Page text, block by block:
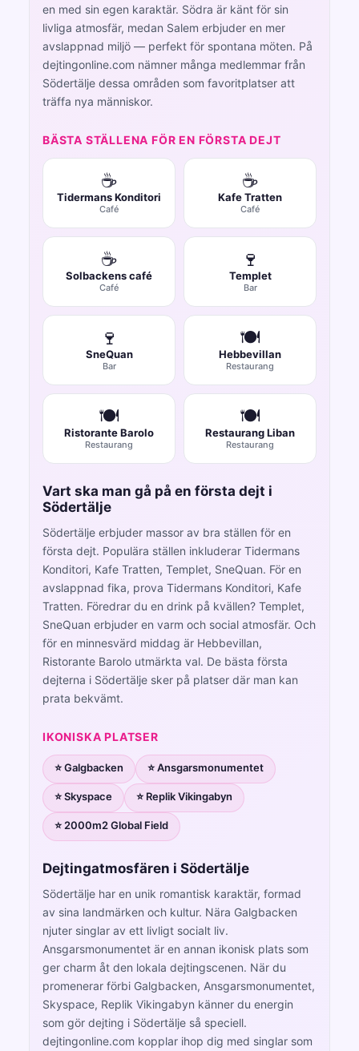
en med sin egen karaktär. Södra är känt för sin
livliga atmosfär, medan Salem erbjuder en mer
avslappnad miljö — perfekt för spontana möten. På
dejtingonline.com nämner många medlemmar från
Södertälje dessa områden som favoritplatser att
träffa nya människor.
BÄSTA STÄLLENA FÖR EN FÖRSTA DEJT
☕
Tidermans Konditori
Café
☕
Kafe Tratten
Café
☕
Solbackens café
Café
🍷
Templet
Bar
🍷
SneQuan
Bar
🍽️
Hebbevillan
Restaurang
🍽️
Ristorante Barolo
Restaurang
🍽️
Restaurang Liban
Restaurang
Vart ska man gå på en första dejt i
Södertälje
Södertälje erbjuder massor av bra ställen för en
första dejt. Populära ställen inkluderar Tidermans
Konditori, Kafe Tratten, Templet, SneQuan. För en
avslappnad fika, prova Tidermans Konditori, Kafe
Tratten. Föredrar du en drink på kvällen? Templet,
SneQuan erbjuder en varm och social atmosfär. Och
för en minnesvärd middag är Hebbevillan,
Ristorante Barolo utmärkta val. De bästa första
dejterna i Södertälje sker på platser där man kan
prata bekvämt.
IKONISKA PLATSER
⭐ Galgbacken ⭐ Ansgarsmonumentet
⭐ Skyspace ⭐ Replik Vikingabyn
⭐ 2000m2 Global Field
Dejtingatmosfären i Södertälje
Södertälje har en unik romantisk karaktär, formad
av sina landmärken och kultur. Nära Galgbacken
njuter singlar av ett livligt socialt liv.
Ansgarsmonumentet är en annan ikonisk plats som
ger charm åt den lokala dejtingscenen. När du
promenerar förbi Galgbacken, Ansgarsmonumentet,
Skyspace, Replik Vikingabyn känner du energin
som gör dejting i Södertälje så speciell.
dejtingonline.com kopplar ihop dig med singlar som